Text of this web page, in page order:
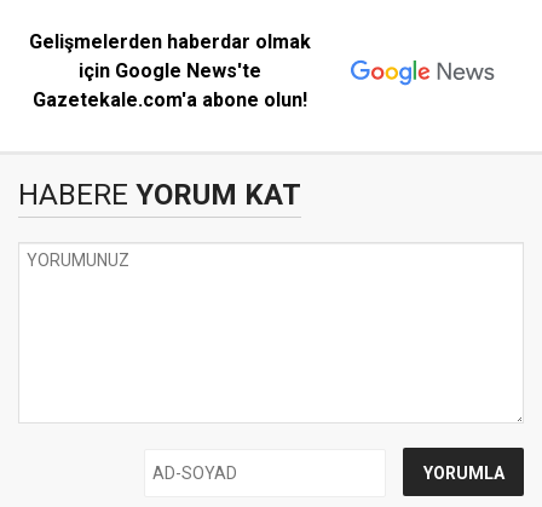
Gelişmelerden haberdar olmak
için Google News'te
Gazetekale.com'a abone olun!
HABERE YORUM KAT